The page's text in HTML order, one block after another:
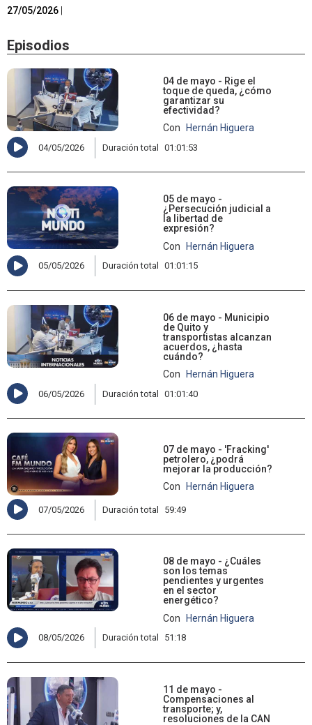
27/05/2026
Episodios
04 de mayo - Rige el
toque de queda, ¿cómo
garantizar su
efectividad?
Con
Hernán Higuera
04/05/2026 Duración total 01:01:53
05 de mayo -
¿Persecución judicial a
la libertad de
expresión?
Con
Hernán Higuera
05/05/2026 Duración total 01:01:15
06 de mayo - Municipio
de Quito y
transportistas alcanzan
acuerdos, ¿hasta
cuándo?
Con
Hernán Higuera
06/05/2026 Duración total 01:01:40
07 de mayo - 'Fracking'
petrolero, ¿podrá
mejorar la producción?
Con
Hernán Higuera
07/05/2026 Duración total 59:49
08 de mayo - ¿Cuáles
son los temas
pendientes y urgentes
en el sector
energético?
Con
Hernán Higuera
08/05/2026 Duración total 51:18
11 de mayo -
Compensaciones al
transporte; y,
resoluciones de la CAN